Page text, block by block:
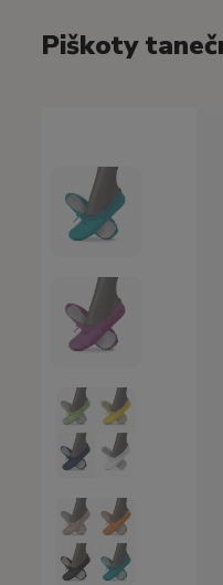
Piškoty